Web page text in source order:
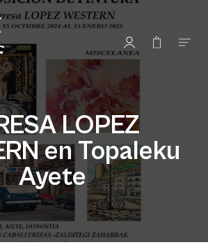
LOPEZ
en Topaleku
Ayete